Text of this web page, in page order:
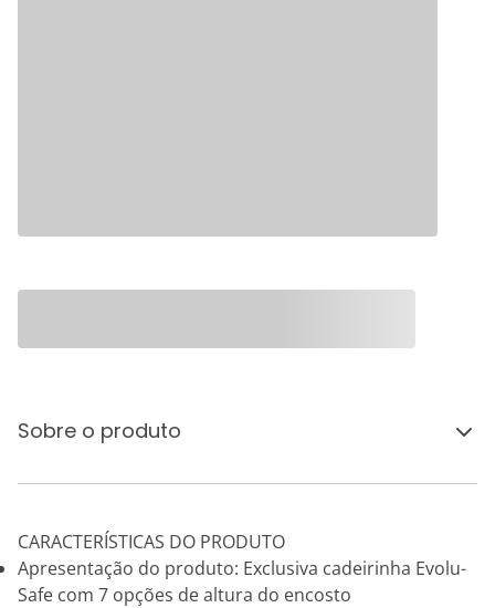
Sobre o produto
CARACTERÍSTICAS DO PRODUTO
Apresentação do produto: Exclusiva cadeirinha Evolu-
Safe com 7 opções de altura do encosto